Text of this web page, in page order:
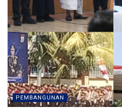
PEMBANGUNAN